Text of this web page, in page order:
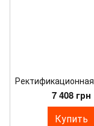
7 408 грн
Купить